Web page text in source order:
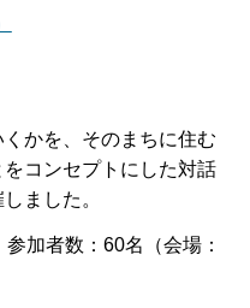
くかを、そのまちに住む
コンセプトにした対話
ました。
者数：60名（会場：